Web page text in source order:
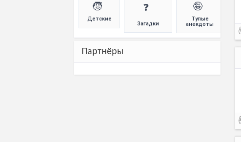
🧒
Детские
❓
Загадки
🤪
Тупые
анекдоты
Партнёры